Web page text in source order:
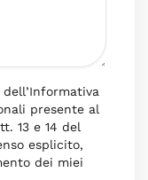
presente al
13 e 14 del
esplicito,
dei miei